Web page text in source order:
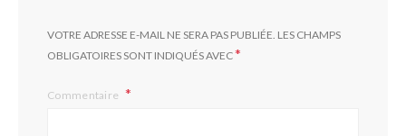
VOTRE ADRESSE E-MAIL NE SERA PAS PUBLIÉE. LES CHAMPS
OBLIGATOIRES SONT INDIQUÉS AVEC*
Commentaire